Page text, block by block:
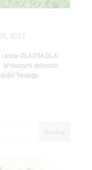
2017
DLA PSA DLA
naszych sklepach
Twojego